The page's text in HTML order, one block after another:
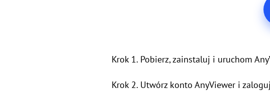
Krok 1. Pobierz, zainstaluj i uruchom
Krok 2. Utwórz konto AnyViewer i